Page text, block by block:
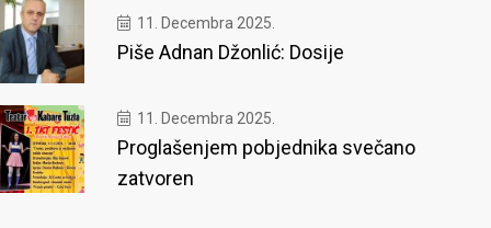
11. Decembra 2025.
Piše Adnan Džonlić: Dosije
11. Decembra 2025.
Proglašenjem pobjednika svečano
zatvoren